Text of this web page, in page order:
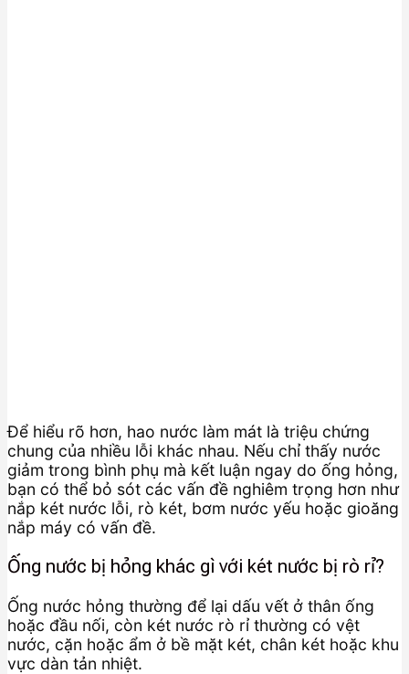
Để hiểu rõ hơn, hao nước làm mát là triệu chứng
chung của nhiều lỗi khác nhau. Nếu chỉ thấy nước
giảm trong bình phụ mà kết luận ngay do ống hỏng,
bạn có thể bỏ sót các vấn đề nghiêm trọng hơn như
nắp két nước lỗi, rò két, bơm nước yếu hoặc gioăng
nắp máy có vấn đề.
Ống nước bị hỏng khác gì với két nước bị rò rỉ?
Ống nước hỏng thường để lại dấu vết ở thân ống
hoặc đầu nối, còn két nước rò rỉ thường có vệt
nước, cặn hoặc ẩm ở bề mặt két, chân két hoặc khu
vực dàn tản nhiệt.